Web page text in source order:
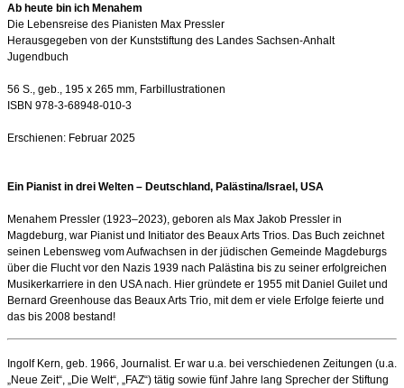
Ab heute bin ich Menahem
Die Lebensreise des Pianisten Max Pressler
Herausgegeben von der Kunststiftung des Landes Sachsen-Anhalt
Jugendbuch
56 S., geb., 195 x 265 mm, Farbillustrationen
ISBN 978-3-68948-010-3
Erschienen: Februar 2025
Ein Pianist in drei Welten – Deutschland, Palästina/Israel, USA
Menahem Pressler (1923–2023), geboren als Max Jakob Pressler in
Magdeburg, war Pianist und Initiator des Beaux Arts Trios. Das Buch zeichnet
seinen Lebensweg vom Aufwachsen in der jüdischen Gemeinde Magdeburgs
über die Flucht vor den Nazis 1939 nach Palästina bis zu seiner erfolgreichen
Musikerkarriere in den USA nach. Hier gründete er 1955 mit Daniel Guilet und
Bernard Greenhouse das Beaux Arts Trio, mit dem er viele Erfolge feierte und
das bis 2008 bestand!
Ingolf Kern, geb. 1966, Journalist. Er war u.a. bei verschiedenen Zeitungen (u.a.
„Neue Zeit“, „Die Welt“, „FAZ“) tätig sowie fünf Jahre lang Sprecher der Stiftung